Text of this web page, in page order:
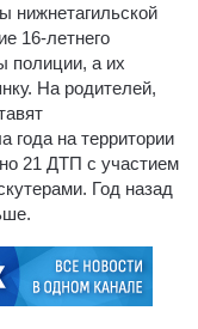
нижнетагильской
16-летнего
полиции, а их
На родителей,
года на территории
21 ДТП с участием
Год назад